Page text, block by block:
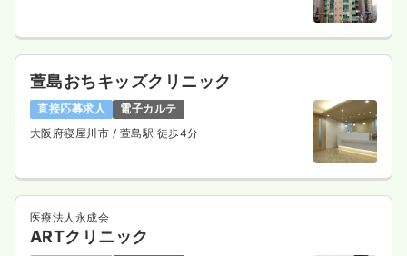
4週8休以上
ブランク可 月給30万円以上可
気になる 詳細を見る
給与 時給1,600
時間 8:50～17:20
萱島おちキッズクリニック
直接応募求人
電子カルテ
大阪府寝屋川市 / 萱島駅 徒歩4分
医療法人永成会
ARTクリニック